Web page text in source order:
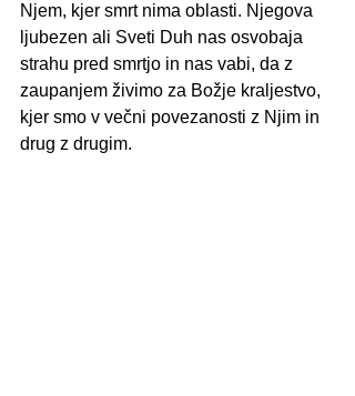
Njem, kjer smrt nima oblasti. Njegova
ljubezen ali Sveti Duh nas osvobaja
strahu pred smrtjo in nas vabi, da z
zaupanjem živimo za Božje kraljestvo,
kjer smo v večni povezanosti z Njim in
drug z drugim.